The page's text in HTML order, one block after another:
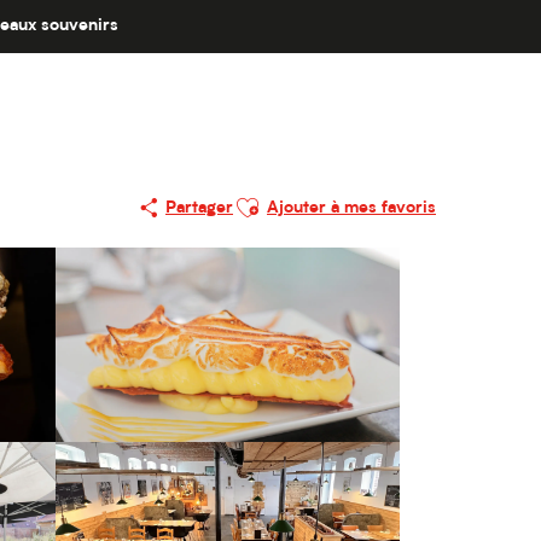
souvenirs
Partager
Ajouter aux favoris
Ajouter à mes favoris